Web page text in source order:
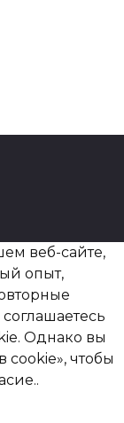
веб-сайте,
опыт,
Однако вы
cookie», чтобы